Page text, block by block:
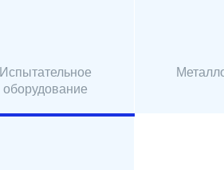
Испытательное
оборудование